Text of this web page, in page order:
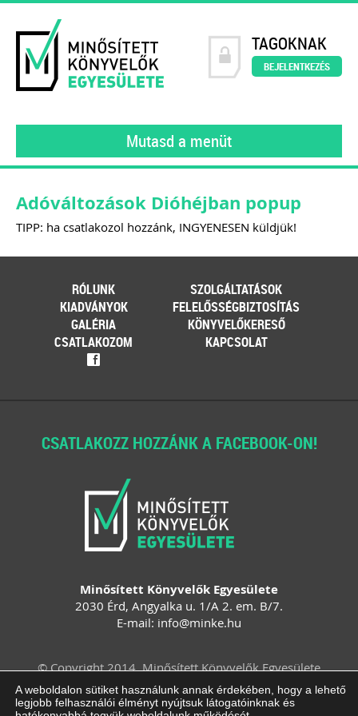
TAGOKNAK
BEJELENTKEZÉS
Mutasd a menüt
Adóváltozások Dióhéjban popup
TIPP: ha csatlakozol hozzánk, INGYENESEN küldjük!
RÓLUNK
SZOLGÁLTATÁSOK
KIADVÁNYOK
FELELŐSSÉGBIZTOSÍTÁS
GALÉRIA
KÖNYVELŐKERESŐ
CSATLAKOZOM
KAPCSOLAT
f
CSATLAKOZZ HOZZÁNK A FACEBOOK-ON!
Minősített Könyvelők Egyesülete
2030 Érd, Angyalka u. 1/A 2. em. B/7.
E-mail: info@minke.hu
© Copyright 2014. Minősített Könyvelők Egyesülete
Felhasználási feltételek
Adatvédelem
Impresszum
ÁSZF
Süti beállítások
A weboldalon sütiket használunk annak érdekében, hogy a lehető
legjobb felhasználói élményt nyújtsuk látogatóinknak és